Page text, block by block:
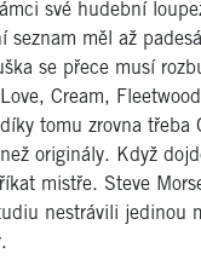
své hudební
seznam měl až
se přece musí
Cream,
tomu zrovna třeba
originály. Když
mistře. Steve
nestrávili jedinou